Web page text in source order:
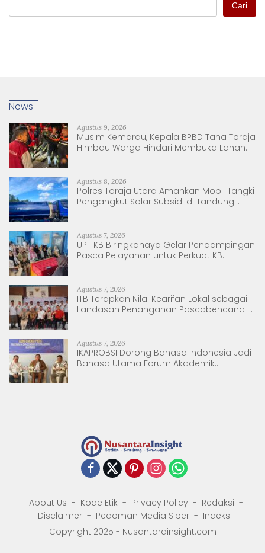
Cari
News
Agustus 9, 2026
Musim Kemarau, Kepala BPBD Tana Toraja
Himbau Warga Hindari Membuka Lahan
Agustus 8, 2026
Polres Toraja Utara Amankan Mobil Tangki
Pengangkut Solar Subsidi di Tandung
Agustus 7, 2026
UPT KB Biringkanaya Gelar Pendampingan
Pasca Pelayanan untuk Perkuat KB
Agustus 7, 2026
ITB Terapkan Nilai Kearifan Lokal sebagai
Landasan Penanganan Pascabencana di
Agustus 7, 2026
IKAPROBSI Dorong Bahasa Indonesia Jadi
Bahasa Utama Forum Akademik
About Us Kode Etik Privacy Policy
Redaksi
Disclaimer
Pedoman Media Siber
Indeks
Copyright 2025 - Nusantarainsight.com